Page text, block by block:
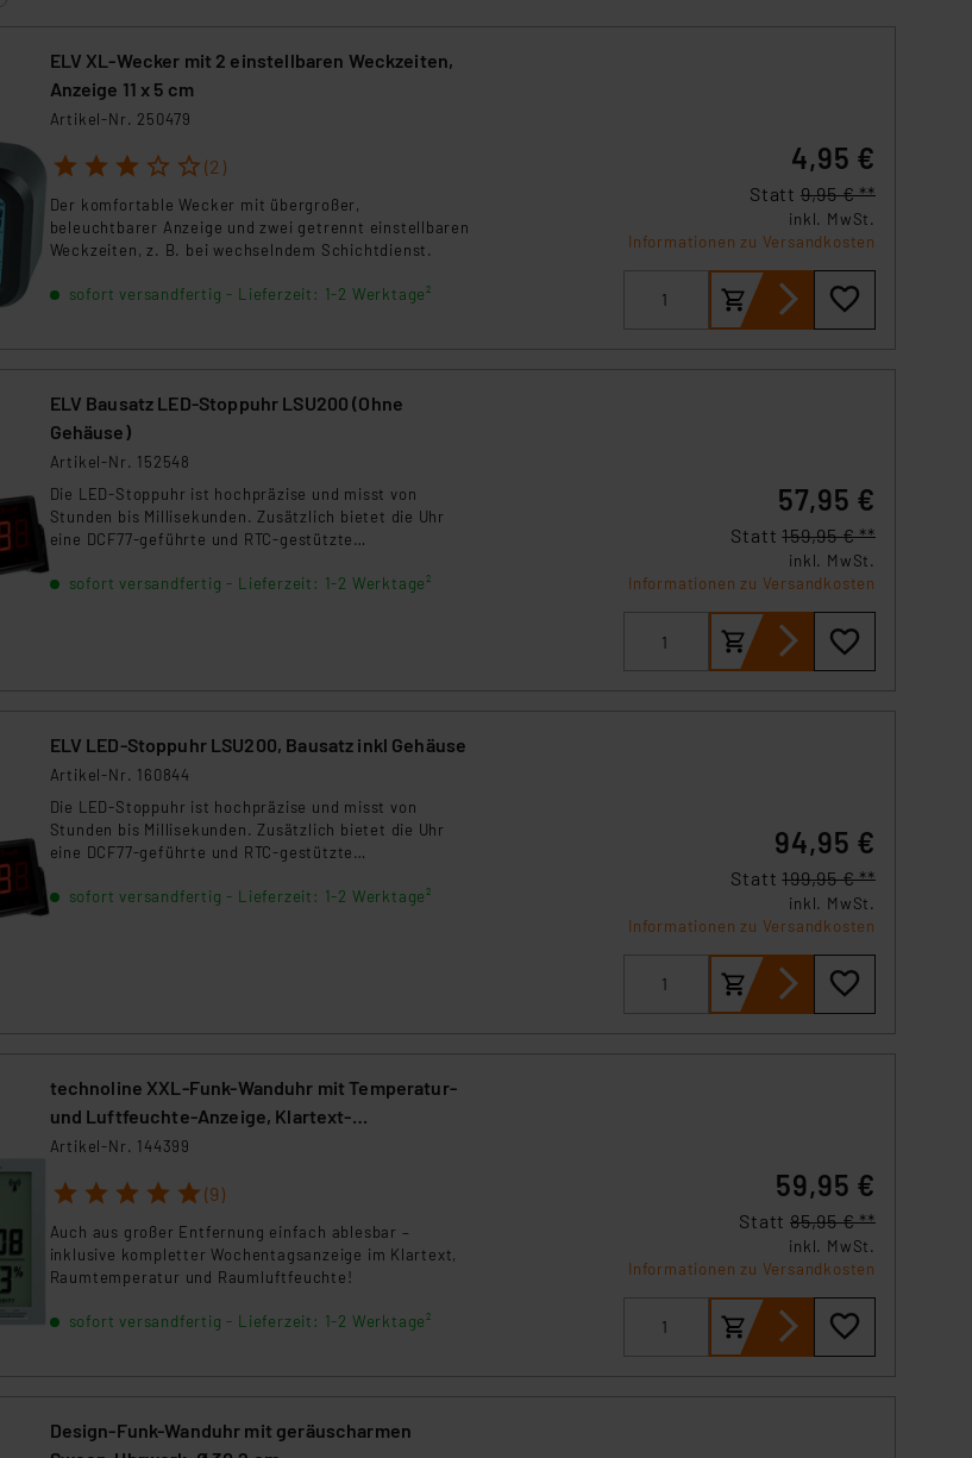
ELV XL-Wecker mit 2 einstellbaren Weckzeiten,
Anzeige 11 x 5 cm
Artikel-Nr. 250479
1 2 3 4 5 (2)
Der komfortable Wecker mit übergroßer,
beleuchtbarer Anzeige und zwei getrennt einstellbaren
Weckzeiten, z. B. bei wechselndem Schichtdienst.
sofort versandfertig - Lieferzeit: 1-2 Werktage²
4,95 €
Statt 9,95 € **
inkl. MwSt.
Informationen zu Versandkosten
ELV Bausatz LED-Stoppuhr LSU200 (Ohne
Gehäuse)
Artikel-Nr. 152548
Die LED-Stoppuhr ist hochpräzise und misst von
Stunden bis Millisekunden. Zusätzlich bietet die Uhr
eine DCF77-geführte und RTC-gestützte
Relaisschaltausgang für die externe Signalisierung (z.
sofort versandfertig - Lieferzeit: 1-2 Werktage²
57,95 €
Statt159,95 € **
inkl. MwSt.
Informationen zu Versandkosten
ELV LED-Stoppuhr LSU200, Bausatz inkl Gehäuse
Artikel-Nr. 160844
Die LED-Stoppuhr ist hochpräzise und misst von
Stunden bis Millisekunden. Zusätzlich bietet die Uhr
eine DCF77-geführte und RTC-gestützte
Relaisschaltausgang für die externe Signalisierung (z.
sofort versandfertig - Lieferzeit: 1-2 Werktage²
94,95 €
Statt199,95 € **
inkl. MwSt.
Informationen zu Versandkosten
technoline XXL-Funk-Wanduhr mit Temperatur-
und Luftfeuchte-Anzeige, Klartext-
Wochentagsanzeige
Artikel-Nr. 144399
1 2 3 4 5 (9)
Auch aus großer Entfernung einfach ablesbar –
inklusive kompletter Wochentagsanzeige im Klartext,
Raumtemperatur und Raumluftfeuchte!
sofort versandfertig - Lieferzeit: 1-2 Werktage²
59,95 €
Statt 85,95 € **
inkl. MwSt.
Informationen zu Versandkosten
Design-Funk-Wanduhr mit geräuscharmen